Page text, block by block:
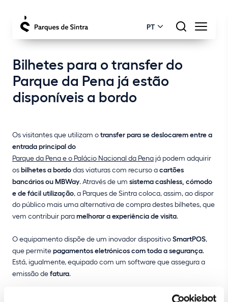
PT
Bilhetes para o transfer do
Parque da Pena já estão
disponíveis a bordo
Os visitantes que utilizam otransfer para se deslocarem entre a
entrada principal do
Parque da Pena e o Palácio Nacional da Penajá podem adquirir
osbilhetes a bordodas viaturas com recurso acartões
bancários ou MBWay. Através de um sistema cashless, cómodo
e de fácil utilização, a Parques de Sintra coloca, assim, ao dispor
do público mais uma alternativa de compra destes bilhetes, que
vem contribuir paramelhorar a experiência de visita.
O equipamento dispõe de um inovador dispositivoSmartPOS,
que permitepagamentos eletrónicos com toda a segurança.
Está, igualmente, equipado com um software que assegura a
emissão defatura.
A implementação deste projeto integra-se no âmbito da